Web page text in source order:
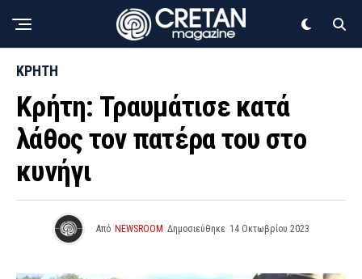
ΚΡΗΤΗ
Κρήτη: Τραυμάτισε κατά
λάθος τον πατέρα του στο
κυνήγι
Από NEWSROOM Δημοσιεύθηκε 14 Οκτωβρίου 2023